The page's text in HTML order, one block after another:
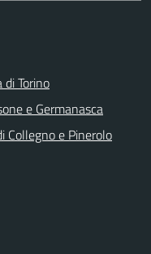
Torino
e Germanasca
Collegno e Pinerolo